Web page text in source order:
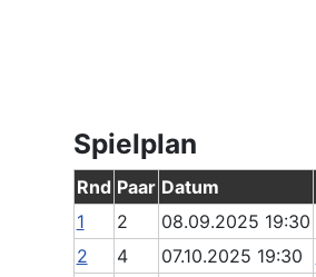
Spielplan
Rnd Paar Datum
1
2 08.09.2025 19:30
2
4 07.10.2025 19:30